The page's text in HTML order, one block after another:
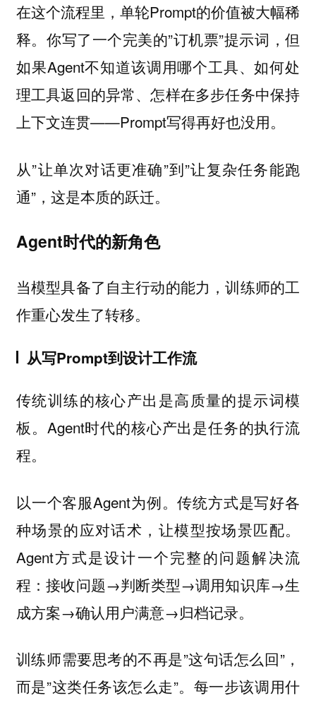
在这个流程里，单轮Prompt的价值被大幅稀
释。你写了一个完美的”订机票”提示词，但
如果Agent不知道该调用哪个工具、如何处
理工具返回的异常、怎样在多步任务中保持
上下文连贯——Prompt写得再好也没用。
从”让单次对话更准确”到”让复杂任务能跑
通”，这是本质的跃迁。
Agent时代的新角色
当模型具备了自主行动的能力，训练师的工
作重心发生了转移。
从写Prompt到设计工作流
传统训练的核心产出是高质量的提示词模
板。Agent时代的核心产出是任务的执行流
程。
以一个客服Agent为例。传统方式是写好各
种场景的应对话术，让模型按场景匹配。
Agent方式是设计一个完整的问题解决流
程：接收问题→判断类型→调用知识库→生
成方案→确认用户满意→归档记录。
训练师需要思考的不再是”这句话怎么回”，
而是”这类任务该怎么走”。每一步该调用什